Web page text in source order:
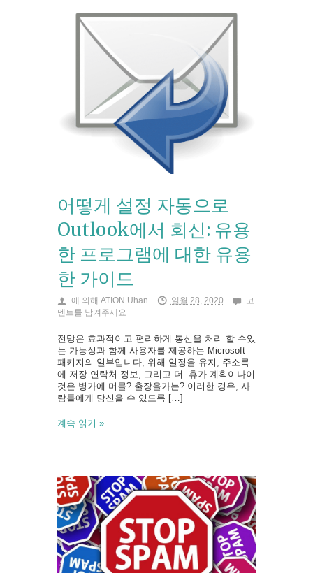
어떻게 설정 자동으로
Outlook에서 회신: 유용
한 프로그램에 대한 유용
한 가이드
에 의해 ATION Uhan 일월 28, 2020
코
멘트를 남겨주세요
전망은 효과적이고 편리하게 통신을 처리 할 수있
는 가능성과 함께 사용자를 제공하는 Microsoft
패키지의 일부입니다, 위해 일정을 유지, 주소록
에 저장 연락처 정보, 그리고 더. 휴가 계획이나이
것은 병가에 머물? 출장을가는? 이러한 경우, 사
람들에게 당신을 수 있도록 […]
계속 읽기 »